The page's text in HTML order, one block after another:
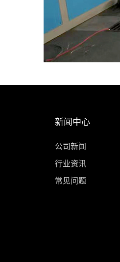
新闻中心
公司新闻
行业资讯
常见问题